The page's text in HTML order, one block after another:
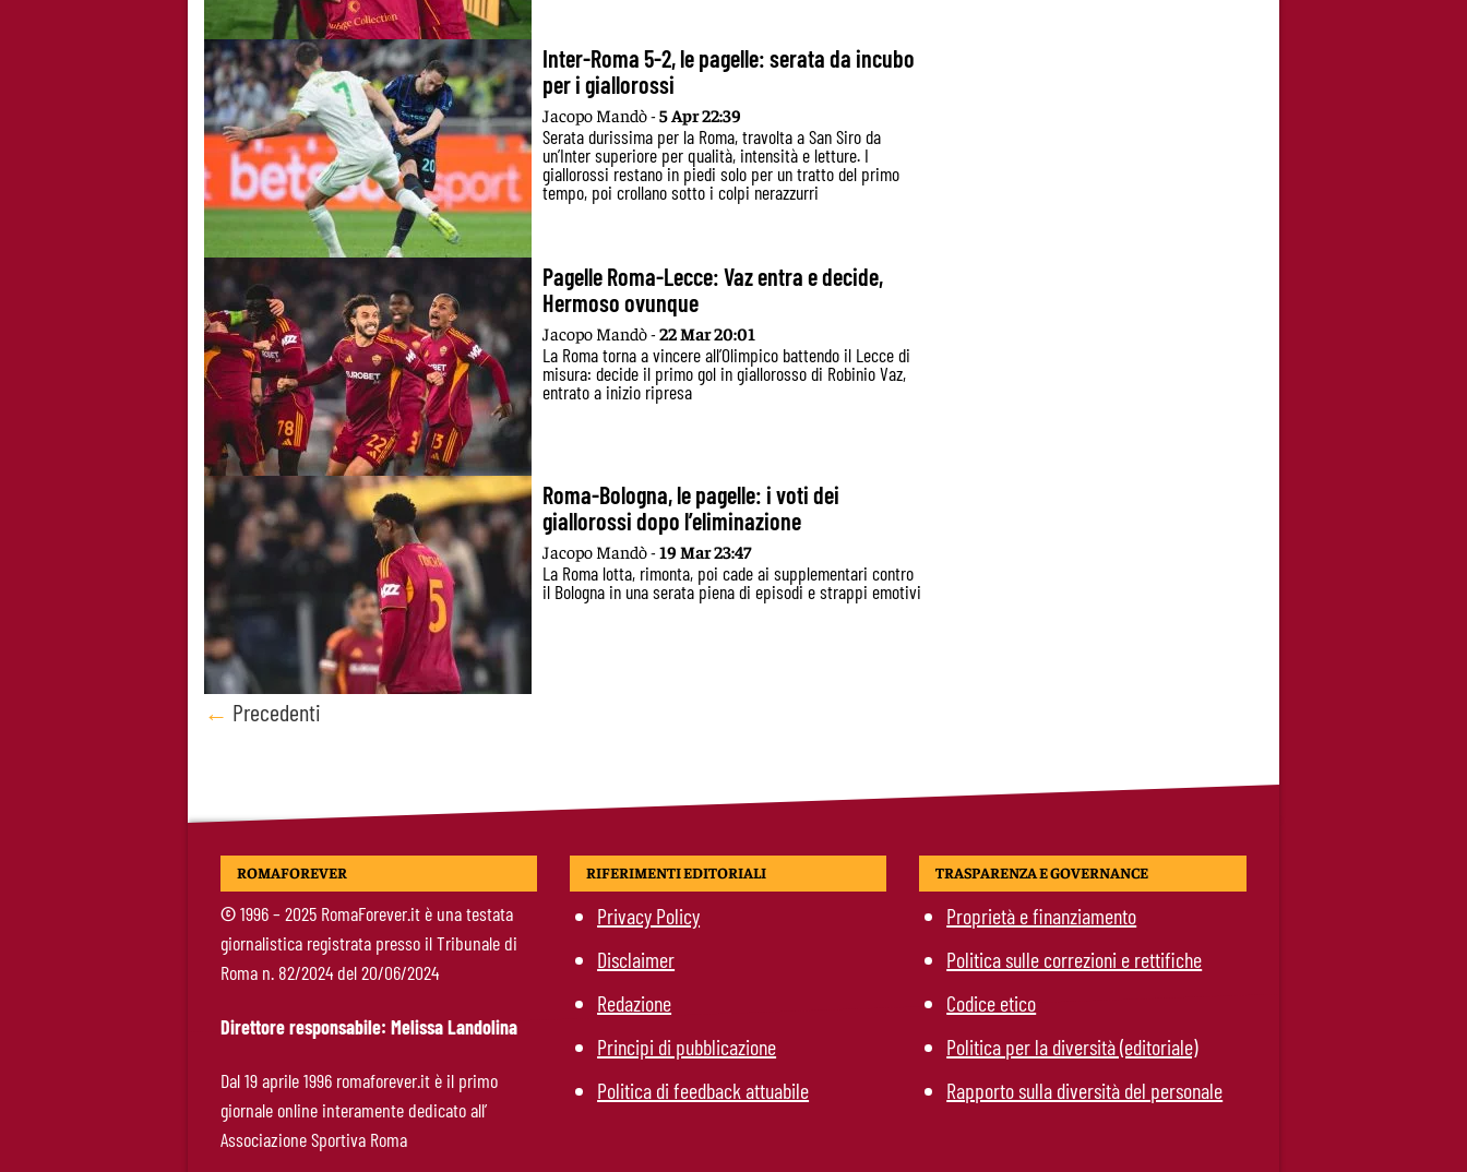
Inter-Roma 5-2, le pagelle: serata da incubo
per i giallorossi
Jacopo Mandò -5 Apr 22:39
Serata durissima per la Roma, travolta a San Siro da
un’Inter superiore per qualità, intensità e letture. I
giallorossi restano in piedi solo per un tratto del primo
tempo, poi crollano sotto i colpi nerazzurri
Pagelle Roma-Lecce: Vaz entra e decide,
Hermoso ovunque
Jacopo Mandò -22 Mar 20:01
La Roma torna a vincere all’Olimpico battendo il Lecce di
misura: decide il primo gol in giallorosso di Robinio Vaz,
entrato a inizio ripresa
Roma-Bologna, le pagelle: i voti dei
giallorossi dopo l’eliminazione
Jacopo Mandò -19 Mar 23:47
La Roma lotta, rimonta, poi cade ai supplementari contro
il Bologna in una serata piena di episodi e strappi emotivi
Posts
← Precedenti
ROMAFOREVER
©1996 – 2025 RomaForever.it è una testata
giornalistica registrata presso il Tribunale di
Roma n. 82/2024 del 20/06/2024
Direttore responsabile: Melissa Landolina
Dal 19 aprile 1996 romaforever.it è il primo
giornale online interamente dedicato all’
Associazione Sportiva Roma
RIFERIMENTI EDITORIALI
Privacy Policy
Disclaimer
Redazione
Principi di pubblicazione
Politica di feedback attuabile
TRASPARENZA E GOVERNANCE
Proprietà e finanziamento
Politica sulle correzioni e rettifiche
Codice etico
Politica per la diversità (editoriale)
Rapporto sulla diversità del personale